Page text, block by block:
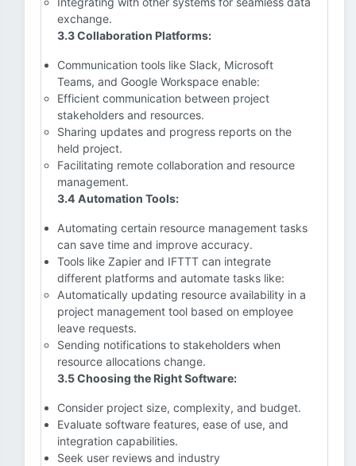
exchange.
3.3 Collaboration Platforms:
Communication tools like Slack, Microsoft
Teams, and Google Workspace enable:
Efficient communication between project
stakeholders and resources.
Sharing updates and progress reports on the
held project.
Facilitating remote collaboration and resource
management.
3.4 Automation Tools:
Automating certain resource management tasks
can save time and improve accuracy.
Tools like Zapier and IFTTT can integrate
different platforms and automate tasks like:
Automatically updating resource availability in a
project management tool based on employee
leave requests.
Sending notifications to stakeholders when
resource allocations change.
3.5 Choosing the Right Software:
Consider project size, complexity, and budget.
Evaluate software features, ease of use, and
integration capabilities.
Seek user reviews and industry